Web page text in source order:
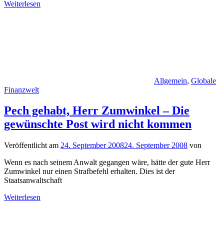
Weiterlesen
Allgemein, Globale
Finanzwelt
Pech gehabt, Herr Zumwinkel – Die
gewünschte Post wird nicht kommen
Veröffentlicht am 24. September 200824. September 2008 von
Wenn es nach seinem Anwalt gegangen wäre, hätte der gute Herr
Zumwinkel nur einen Strafbefehl erhalten. Dies ist der
Staatsanwaltschaft
Weiterlesen